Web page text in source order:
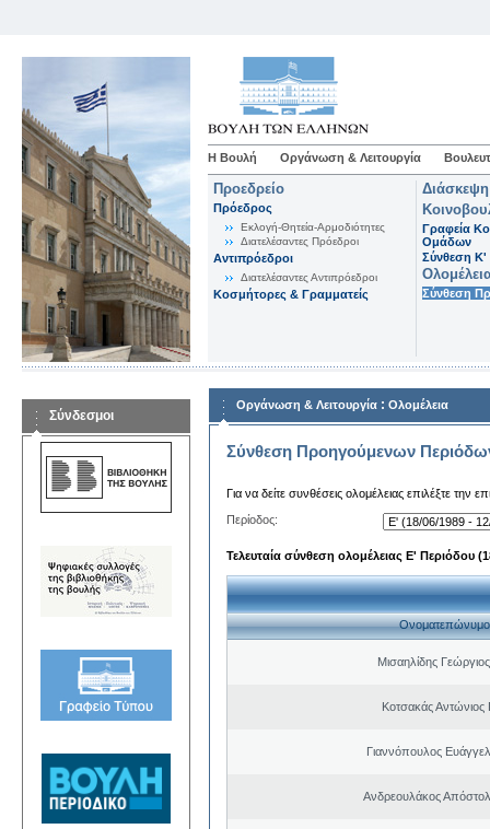
Η Βουλή Οργάνωση & Λειτουργία
Προεδρείο
Πρόεδρος
Εκλογή-Θητεία-Αρμοδιότητες
Διατελέσαντες Πρόεδροι
Αντιπρόεδροι
Διατελέσαντες Αντιπρόεδροι
Κοσμήτορες & Γραμματείς
Γραφεία
Ομάδων
Σύνθεση K'
Σύνθεση
Σύνδεσμοι
Οργάνωση & Λειτουργία : Ολομέλεια
Σύνθεση Προηγούμενων
Για να δείτε συνθέσεις ολομέλειας επιλέξτε την
Περίοδος:
Τελευταία σύνθεση ολομέλειας Ε' Περιόδου
Ονοματεπώνυμο
Μισαηλίδης
Κοτσακάς Αντώνιος
Γιαννόπουλος
Ανδρεουλάκος